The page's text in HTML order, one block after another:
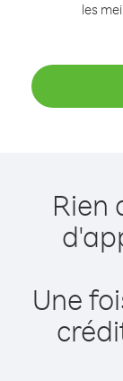
les
Rien
Une